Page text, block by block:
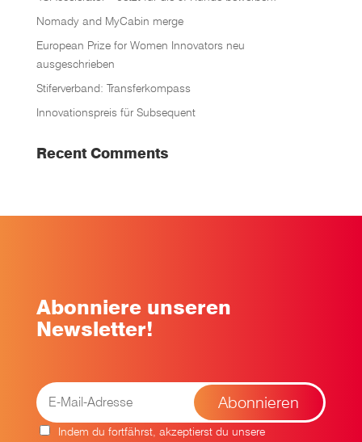
Nomady and MyCabin merge
European Prize for Women Innovators neu
ausgeschrieben
Stiferverband: Transferkompass
Innovationspreis für Subsequent
Recent Comments
Abonniere unseren
Newsletter!
Indem du fortfährst, akzeptierst du unsere